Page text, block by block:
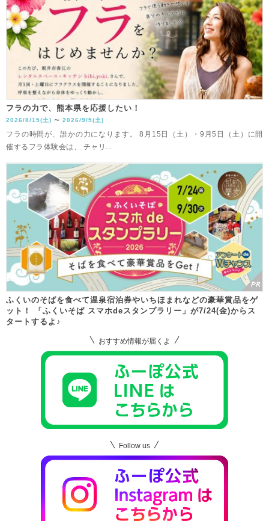
フラの力で、熊本県を応援したい！
2026/8/15(土) 〜 2026/9/5(土)
フラの時間が、誰かの力になります。 8月15日（土）・9月5日（土）に開
催するフラ体験会は、 チャリ...
ふくいのそばを食べて温泉宿泊券やいちほまれなどの豪華賞品をゲ
ット！ 「ふくいそば スマホdeスタンプラリー」が7/24(金)からス
タートするよ♪
おすすめ情報が届くよ
Follow us